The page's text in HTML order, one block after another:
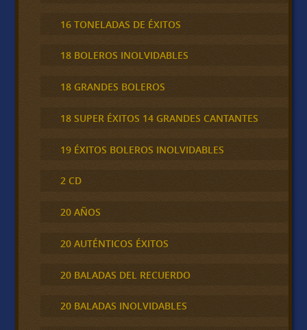
16 TONELADAS DE ÉXITOS
18 BOLEROS INOLVIDABLES
18 GRANDES BOLEROS
18 SUPER ÉXITOS 14 GRANDES CANTANTES
19 ÉXITOS BOLEROS INOLVIDABLES
2 CD
20 AÑOS
20 AUTÉNTICOS ÉXITOS
20 BALADAS DEL RECUERDO
20 BALADAS INOLVIDABLES